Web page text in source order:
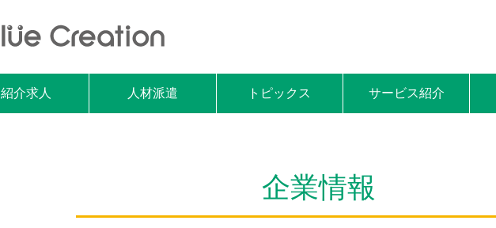
紹介求人 人材派遣 トピックス サービス紹介
企業情報